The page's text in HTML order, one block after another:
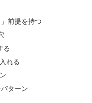
前提を持つ
る
れる
ターン